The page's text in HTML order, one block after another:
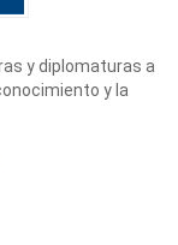
y diplomaturas a
y la